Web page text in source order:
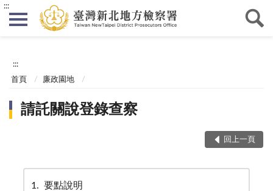
:::
:::
首頁 廉政園地
請託關說登錄查察
回上一頁
1 要點說明